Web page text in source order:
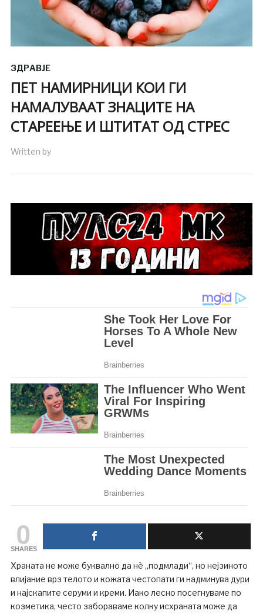
ЗДРАВЈЕ
ПЕТ НАМИРНИЦИ КОИ ГИ
НАМАЛУВААТ ЗНАЦИТЕ НА
СТАРЕЕЊЕ И ШТИТАТ ОД СТРЕС
Written by
0
SHARES
Храната не може буквално да нè „подмлади“, но нејзиното
влијание врз телото и кожата честопати ги надминува дури
и најскапите серуми и креми. Иако лесно посегнуваме по
козметика, често забораваме колку исхраната може да